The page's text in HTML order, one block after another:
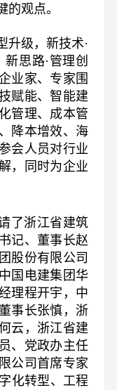
观点。
级，新技术·
思路·管理创
业家、专家围
赋能、智能建
管理、成本管
降本增效、海
会人员对行业
，同时为企业
了浙江省建筑
记、董事长赵
股份有限公司
国电建集团华
理程开宇，中
事长张慎，浙
云，浙江省建
、党政办主任
公司首席专家
化转型、工程